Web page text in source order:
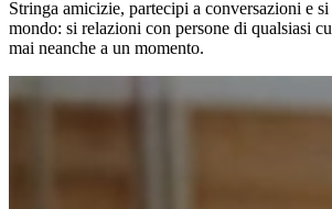
Stringa amicizie, partecipi a conversazioni e
mondo: si relazioni con persone di qualsiasi
mai neanche a un momento.